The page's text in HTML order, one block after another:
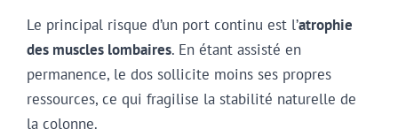
Le principal risque d’un port continu est l’atrophie
des muscles lombaires. En étant assisté en
permanence, le dos sollicite moins ses propres
ressources, ce qui fragilise la stabilité naturelle de
la colonne.